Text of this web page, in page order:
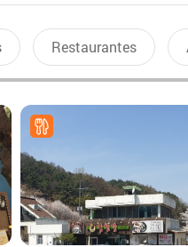
Restaurantes